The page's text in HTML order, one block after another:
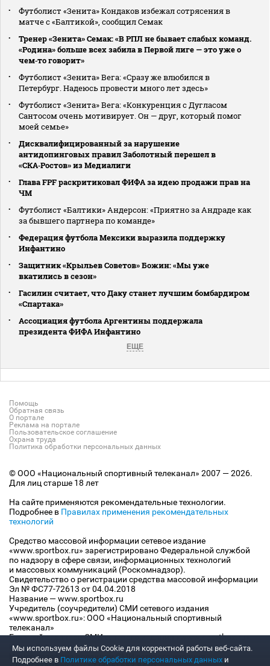
Футболист «Зенита» Кондаков избежал сотрясения в
матче с «Балтикой», сообщил Семак
Тренер «Зенита» Семак: «В РПЛ не бывает слабых команд.
«Родина» больше всех забила в Первой лиге — это уже о
чем‑то говорит»
Футболист «Зенита» Вега: «Сразу же влюбился в
Петербург. Надеюсь провести много лет здесь»
Футболист «Зенита» Вега: «Конкуренция с Дугласом
Сантосом очень мотивирует. Он — друг, который помог
моей семье»
Дисквалифицированный за нарушение
антидопинговых правил Заболотный перешел в
«СКА‑Ростов» из Медиалиги
Глава FPF раскритиковал ФИФА за идею продажи прав на
ЧМ
Футболист «Балтики» Андерсон: «Приятно за Андраде как
за бывшего партнера по команде»
Федерация футбола Мексики выразила поддержку
Инфантино
Защитник «Крыльев Советов» Божин: «Мы уже
вкатились в сезон»
Гасилин считает, что Даку станет лучшим бомбардиром
«Спартака»
Ассоциация футбола Аргентины поддержала
президента ФИФА Инфантино
ЕЩЕ
Помощь
Обратная связь
О портале
Реклама на портале
Пользовательское соглашение
Охрана труда
Политика обработки персональных данных
© ООО «Национальный спортивный телеканал» 2007 — 2026.
Для лиц старше 18 лет
На сайте применяются рекомендательные технологии.
Подробнее в Правилах применения рекомендательных
технологий
Средство массовой информации сетевое издание
«www.sportbox.ru» зарегистрировано Федеральной службой
по надзору в сфере связи, информационных технологий
и массовых коммуникаций (Роскомнадзор).
Свидетельство о регистрации средства массовой информации
Эл № ФС77-72613 от 04.04.2018
Название — www.sportbox.ru
Учредитель (соучредители) СМИ сетевого издания
«www.sportbox.ru»: ООО «Национальный спортивный
телеканал»
Главный редактор СМИ сетевого издания «www.sportbox.ru»:
Конов В.А.
Номер телефона редакции СМИ сетевого издания
Мы используем файлы Сookie для корректной работы веб-сайта.
Подробнее в Политике обработки персональных данных и